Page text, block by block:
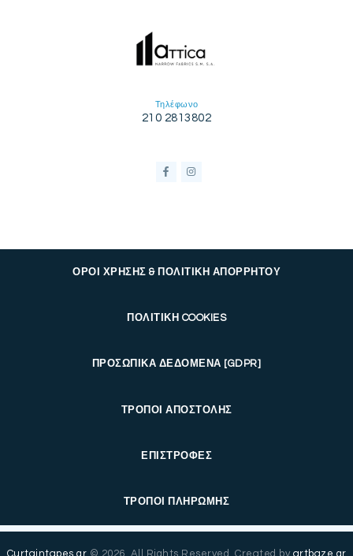
Τηλέφωνο
210 2813802
ΟΡΟΙ ΧΡΗΣΗΣ & ΠΟΛΙΤΙΚΗ ΑΠΟΡΡΗΤΟΥ
ΠΟΛΙΤΙΚΗ COOKIES
ΠΡΟΣΩΠΙΚΑ ΔΕΔΟΜΕΝΑ [GDPR]
ΤΡΟΠΟΙ ΑΠΟΣΤΟΛΗΣ
ΕΠΙΣΤΡΟΦΕΣ
ΤΡΟΠΟΙ ΠΛΗΡΩΜΗΣ